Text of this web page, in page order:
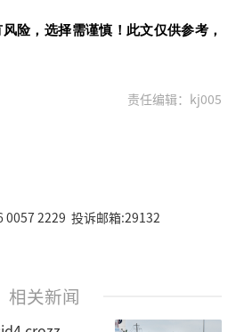
险，选择需谨慎！此文仅供参考，
责任编辑：kj005
0057 2229 投诉邮箱:29132
相关新闻